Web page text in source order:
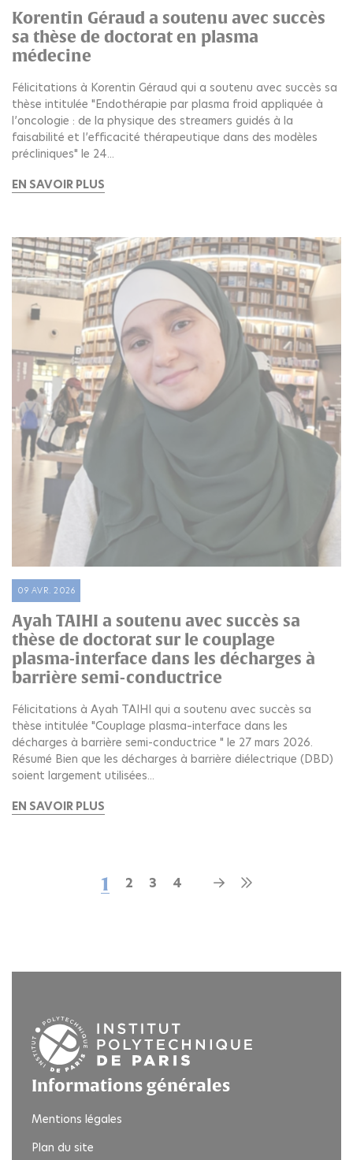
Korentin Géraud a soutenu avec succès
sa thèse de doctorat en plasma
médecine
Félicitations à Korentin Géraud qui a soutenu avec succès sa
thèse intitulée "Endothérapie par plasma froid appliquée à
l’oncologie : de la physique des streamers guidés à la
faisabilité et l’efficacité thérapeutique dans des modèles
précliniques" le 24...
EN SAVOIR PLUS
09 AVR. 2026
Ayah TAIHI a soutenu avec succès sa
thèse de doctorat sur le couplage
plasma-interface dans les décharges à
barrière semi-conductrice
Félicitations à Ayah TAIHI qui a soutenu avec succès sa
thèse intitulée "Couplage plasma–interface dans les
décharges à barrière semi-conductrice " le 27 mars 2026.
Résumé Bien que les décharges à barrière diélectrique (DBD)
soient largement utilisées...
EN SAVOIR PLUS
Page
1 Page
2 Page
3 Page
4
PageDernière
Informations générales
Mentions légales
Plan du site